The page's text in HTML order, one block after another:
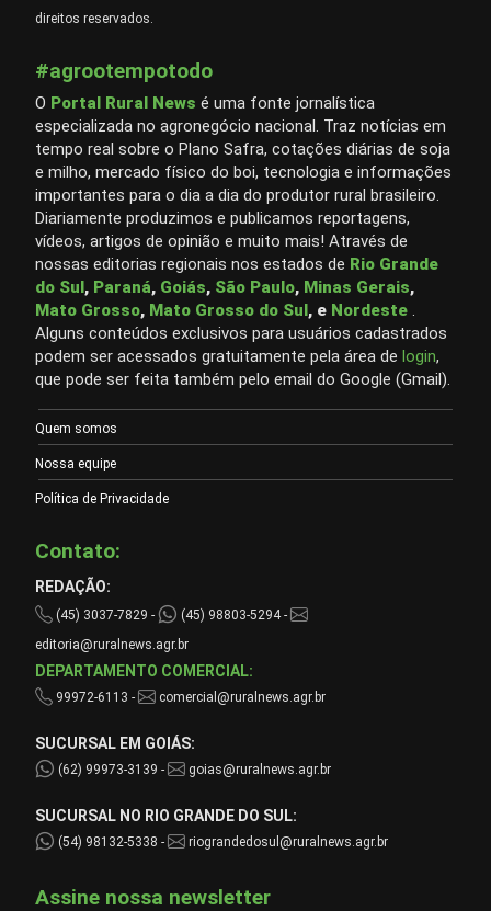
direitos reservados.
#agrootempotodo
O Portal Rural News é uma fonte jornalística
especializada no agronegócio nacional. Traz notícias em
tempo real sobre o Plano Safra, cotações diárias de soja
e milho, mercado físico do boi, tecnologia e informações
importantes para o dia a dia do produtor rural brasileiro.
Diariamente produzimos e publicamos reportagens,
vídeos, artigos de opinião e muito mais! Através de
nossas editorias regionais nos estados de Rio Grande
do Sul, Paraná, Goiás, São Paulo, Minas Gerais,
Mato Grosso, Mato Grosso do Sul, e Nordeste .
Alguns conteúdos exclusivos para usuários cadastrados
podem ser acessados gratuitamente pela área de login,
que pode ser feita também pelo email do Google (Gmail).
Quem somos
Nossa equipe
Política de Privacidade
Contato:
REDAÇÃO:
(45) 3037-7829 -
(45) 98803-5294 -
editoria@ruralnews.agr.br
DEPARTAMENTO COMERCIAL:
99972-6113 - comercial@ruralnews.agr.br
SUCURSAL EM GOIÁS:
(62) 99973-3139 - goias@ruralnews.agr.br
SUCURSAL NO RIO GRANDE DO SUL:
(54) 98132-5338 - riograndedosul@ruralnews.agr.br
Assine nossa newsletter